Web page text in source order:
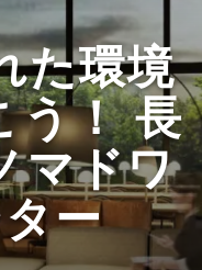
た環境
う！ 長
マドワ
ー